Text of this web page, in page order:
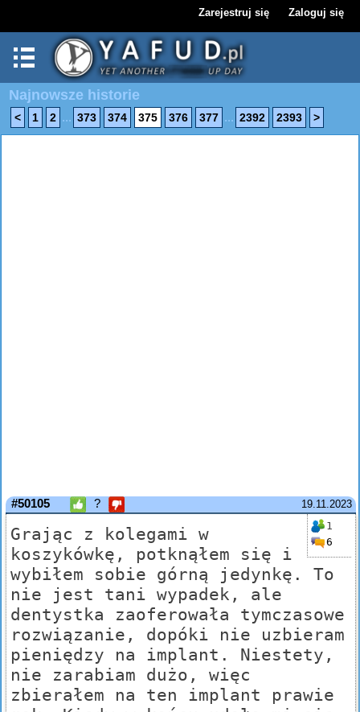
Zarejestruj się Zaloguj się
Najnowsze historie
< 1 2 ... 373 374 375 376 377 ... 2392 2393 >
19.11.2023
#50105 ?
1
6
Grając z kolegami w
koszykówkę, potknąłem się i
wybiłem sobie górną jedynkę. To
nie jest tani wypadek, ale
dentystka zaoferowała tymczasowe
rozwiązanie, dopóki nie uzbieram
pieniędzy na implant. Niestety,
nie zarabiam dużo, więc
zbierałem na ten implant prawie